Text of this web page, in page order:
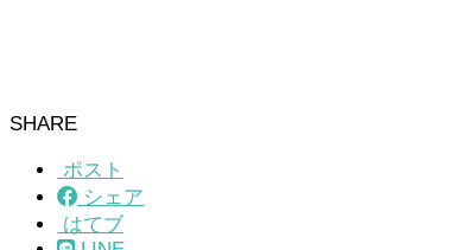
SHARE
ポスト
シェア
はてブ